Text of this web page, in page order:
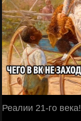
Реалии 21-го века!